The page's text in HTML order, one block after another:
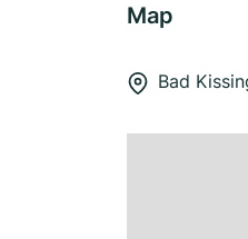
Map
Bad